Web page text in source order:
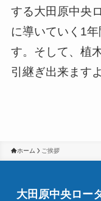
する大田原中央
に導いていく1
す。そして、植
引継ぎ出来ます
ホーム ご挨拶
大田原中央ロー